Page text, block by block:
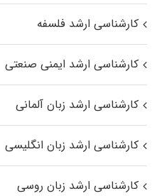
کارشناسی ارشد فلسفه
کارشناسی ارشد ایمنی صنعتی
کارشناسی ارشد زبان آلمانی
کارشناسی ارشد زبان انگلیسی
کارشناسی ارشد زبان روسی